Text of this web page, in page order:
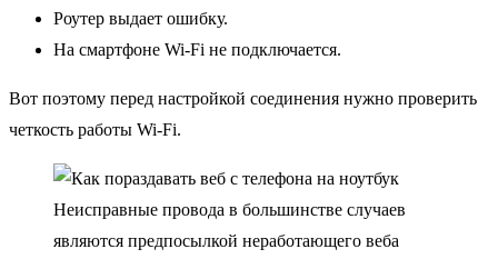
Роутер выдает ошибку.
На смартфоне Wi-Fi не подключается.
Вот поэтому перед настройкой соединения нужно проверить
четкость работы Wi-Fi.
Неисправные провода в большинстве случаев
являются предпосылкой неработающего веба